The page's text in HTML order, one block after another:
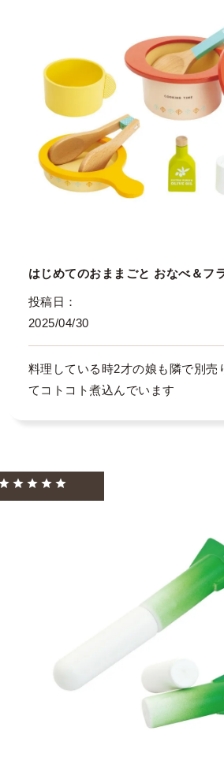
はじめてのおままごと おなべ＆フ
投稿日
2025/04/30
料理している時2才の娘も隣で別売
てコトコト煮込んでいます